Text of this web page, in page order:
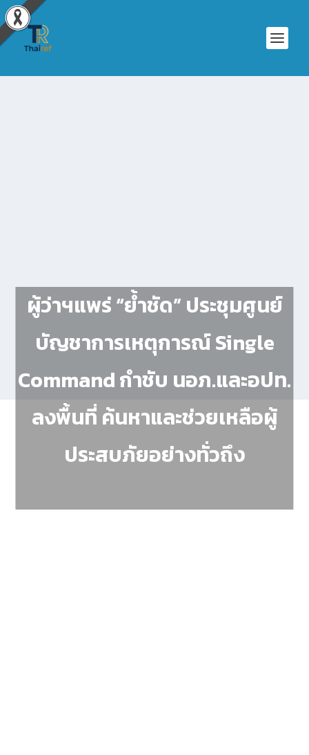
ผู้ว่าฯแพร่ “ย้ำชัด” ประชุมศูนย์
บัญชาการเหตุการณ์ Single
Command กำชับ นอภ.และอปท.
ลงพื้นที่ ค้นหาและช่วยเหลือผู้
ประสบภัยอย่างทั่วถึง